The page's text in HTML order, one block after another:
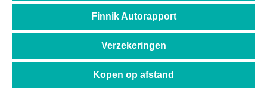
Finnik Autorapport
Verzekeringen
Kopen op afstand